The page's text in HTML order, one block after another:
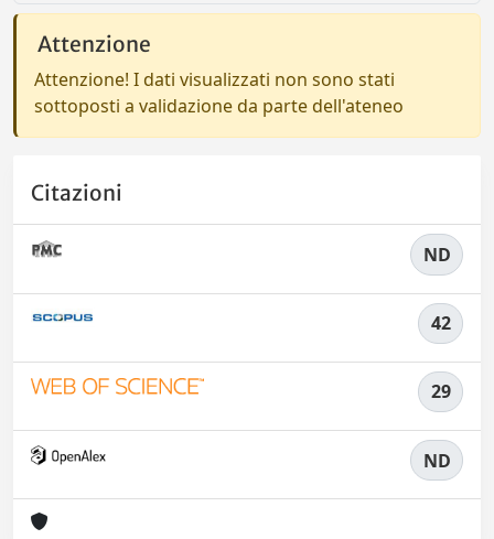
Attenzione
Attenzione! I dati visualizzati non sono stati
sottoposti a validazione da parte dell'ateneo
Citazioni
ND
42
29
ND